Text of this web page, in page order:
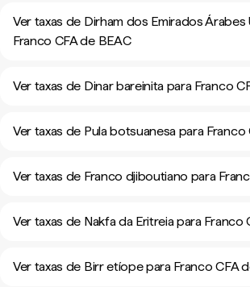
Ver taxas de Dirham dos Emirados Árabes
Franco CFA de BEAC
Ver taxas de Dinar bareinita para Franco
Ver taxas de Pula botsuanesa para Franco
Ver taxas de Franco djiboutiano para
Ver taxas de Nakfa da Eritreia para Franco
Ver taxas de Birr etíope para Franco CFA